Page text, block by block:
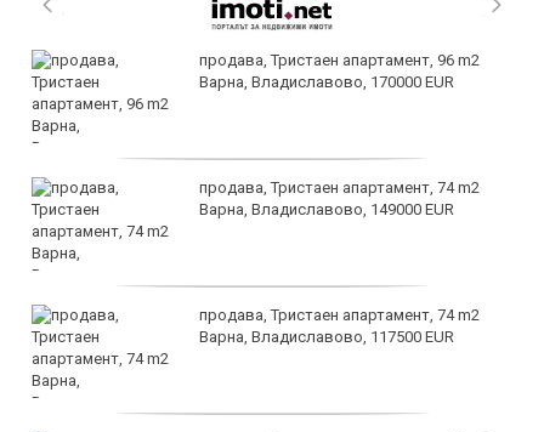
продава, Тристаен апартамент, 96 m2
Варна, Владиславово, 170000 EUR
продава, Тристаен апартамент, 74 m2
Варна, Владиславово, 149000 EUR
продава, Тристаен апартамент, 74 m2
Варна, Владиславово, 117500 EUR